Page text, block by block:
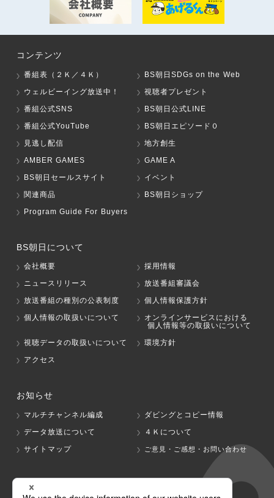
コンテンツ
番組表（２Ｋ／４Ｋ）
BS朝日SDGs on the Web
ウェルビーイング放送中！
視聴者プレゼント
番組公式SNS
BS朝日公式LINE
番組公式YouTube
BS朝日エピソード０
見逃し配信
地方創生
AMBER GAMES
GAME A
BS朝日セールスサイト
イベント
関連商品
BS朝日ショップ
Program Guide For Buyers
BS朝日について
会社概要
採用情報
ニュースリリース
放送番組審議会
放送番組の種別の公表制度
個人情報保護方針
個人情報の取扱いについて
オンラインサービスにおける
個人情報等の取扱いについて
視聴データの取扱いについて
環境方針
アクセス
お知らせ
マルチチャンネル編成
ダビングとコピー情報
データ放送について
４Ｋについて
サイトマップ
ご意見・ご感想・お問い合わせ
グループ会社